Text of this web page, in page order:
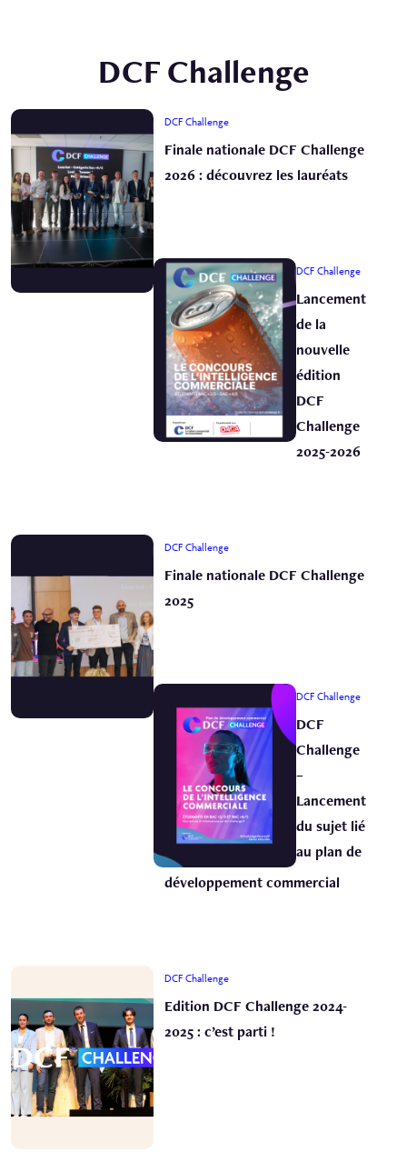
DCF Challenge
DCF Challenge
Finale nationale DCF Challenge
2026 : découvrez les lauréats
DCF Challenge
Lancement
de la
nouvelle
édition
DCF
Challenge
2025-2026
DCF Challenge
Finale nationale DCF Challenge
2025
DCF Challenge
DCF
Challenge
–
Lancement
du sujet lié
au plan de
développement commercial
DCF Challenge
Edition DCF Challenge 2024-
2025 : c’est parti !